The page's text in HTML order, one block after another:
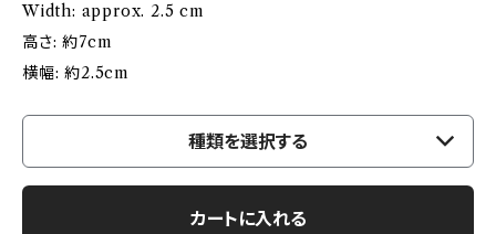
Width: approx. 2.5 cm
高さ: 約7cm
横幅: 約2.5cm
種類を選択する
カートに入れる